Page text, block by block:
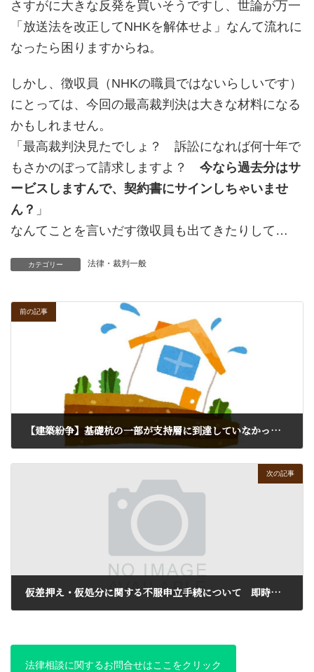
さすがに大きな反発を買いそうですし、世論が万一
「放送法を改正してNHKを解体せよ」なんて流れに
なったら困りますからね。
しかし、徴収員（NHKの職員ではないらしいです）
にとっては、今回の最高裁判決は大きな材料になる
かもしれません。
「最高裁判決見たでしょ？ 訴訟になれば何十年で
もさかのぼって請求しますよ？ 今なら過去分はサ
ービスしますんで、契約書にサインしちゃいませ
ん？ 」
なんてことを言いだす徴収員も出てきたりして…
カテゴリー 法律・裁判一般
前の記事
【建築紛争】基礎杭の一部が支持層に到達していなかったことにつき、下請業者・孫請業者の責任が認められた事例
次の記事
仮差押え・仮処分に関する不服申立手続について 即時抗告・保全異議・保全抗告とは
法律相談に関するお問合せはここをクリック